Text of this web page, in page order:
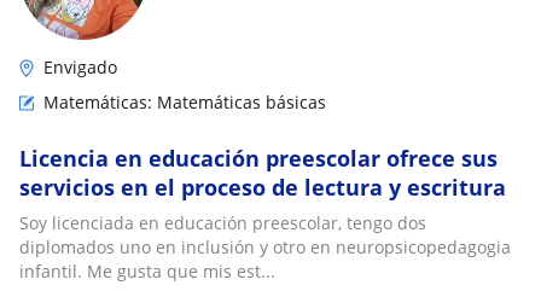
Envigado
Matemáticas: Matemáticas básicas
Licencia en educación preescolar ofrece sus
servicios en el proceso de lectura y escritura
Soy licenciada en educación preescolar, tengo dos
diplomados uno en inclusión y otro en neuropsicopedagogia
infantil. Me gusta que mis est...